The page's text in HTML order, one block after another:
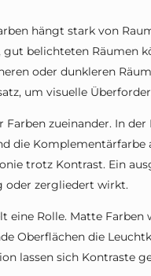
hängt stark von
gut belichteten Räumen
oder dunkleren
um visuelle
Farben zueinander. In
die Komplementärfarbe
trotz Kontrast. Ein
oder zergliedert wirkt.
eine Rolle. Matte Farben
Oberflächen die
lassen sich Kontraste